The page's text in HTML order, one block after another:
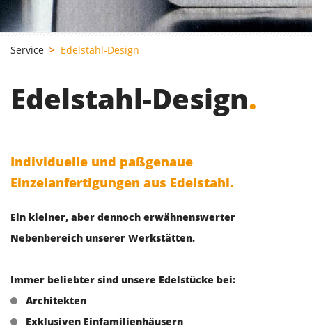
Service Edelstahl-Design
Edelstahl-Design.
Individuelle und paßgenaue
Einzelanfertigungen aus Edelstahl.
Ein kleiner, aber dennoch erwähnenswerter
Nebenbereich unserer Werkstätten.
Immer beliebter sind unsere Edelstücke bei:
Architekten
Exklusiven Einfamilienhäusern